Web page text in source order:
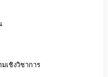
เชิงวิชาการ